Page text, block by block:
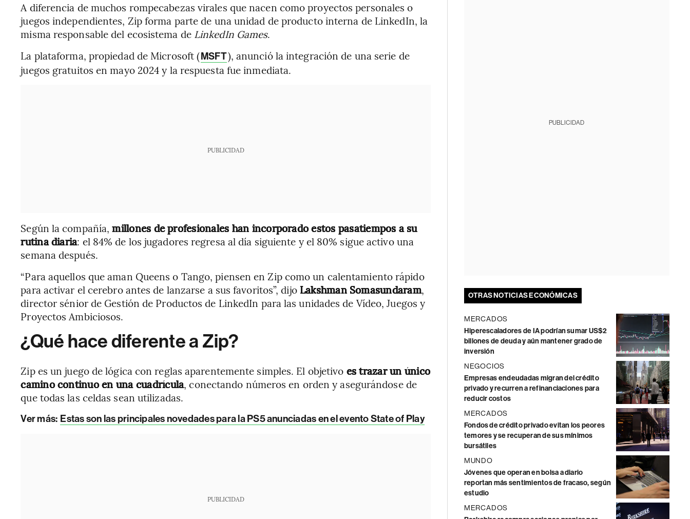
A diferencia de muchos rompecabezas virales que nacen como proyectos personales o
juegos independientes, Zip forma parte de una unidad de producto interna de LinkedIn, la
misma responsable del ecosistema de LinkedIn Games.
La plataforma, propiedad de Microsoft (MSFT), anunció la integración de una serie de
juegos gratuitos en mayo 2024 y la respuesta fue inmediata.
PUBLICIDAD
Según la compañía, millones de profesionales han incorporado estos pasatiempos a su
rutina diaria: el 84% de los jugadores regresa al día siguiente y el 80% sigue activo una
semana después.
“Para aquellos que aman Queens o Tango, piensen en Zip como un calentamiento rápido
para activar el cerebro antes de lanzarse a sus favoritos”, dijo Lakshman Somasundaram,
director sénior de Gestión de Productos de LinkedIn para las unidades de Vídeo, Juegos y
Proyectos Ambiciosos.
¿Qué hace diferente a Zip?
Zip es un juego de lógica con reglas aparentemente simples. El objetivo es trazar un único
camino continuo en una cuadrícula, conectando números en orden y asegurándose de
que todas las celdas sean utilizadas.
Ver más: Estas son las principales novedades para la PS5 anunciadas en el evento State of Play
PUBLICIDAD
PUBLICIDAD
OTRAS NOTICIAS ECONÓMICAS
MERCADOS
Hiperescaladores de IA podrían sumar US$2
billones de deuda y aún mantener grado de
inversión
NEGOCIOS
Empresas endeudadas migran del crédito
privado y recurren a refinanciaciones para
reducir costos
MERCADOS
Fondos de crédito privado evitan los peores
temores y se recuperan de sus mínimos
bursátiles
MUNDO
Jóvenes que operan en bolsa a diario
reportan más sentimientos de fracaso, según
estudio
MERCADOS